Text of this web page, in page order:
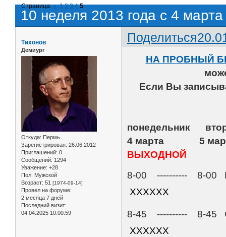
10 неделя 2013 года с 4
Страница:« 1 2 3 4 5
Поделиться
Тихонов
Демиург
Откуда: Пермь
Зарегистрирован: 26.06.2012
Приглашений: 0
Сообщений: 1294
Уважение: +28
Пол: Мужской
Возраст: 51 [1974-09-14]
Провел на форуме:
2 месяца 7 дней
Последний визит:
04.04.2025 10:00:59
НА ПРОБНЫЙ
Если Вы
4 марта 5
ВЫХОДНОЙ
8-00 ----------
ХХХХХХ
8-45 ----------
ХХХХХХ